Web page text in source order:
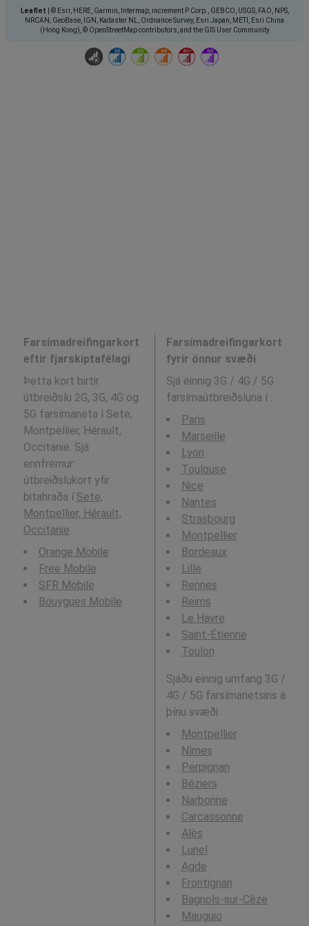
Leaflet
© Esri, HERE, Garmin, Intermap, increment P Corp., GEBCO, USGS, FAO, NPS,
NRCAN, GeoBase, IGN, Kadaster NL, Ordnance Survey, Esri Japan, METI, Esri China
(Hong Kong), © OpenStreetMap contributors, and the GIS User Community
Farsímadreifingarkort
eftir fjarskiptafélagi
Þetta kort birtir
útbreiðslu 2G, 3G, 4G og
5G farsímaneta í Sete,
Montpellier, Hérault,
Occitanie. Sjá
ennfremur:
útbreiðslukort yfir
bitahraða í Sete,
Montpellier, Hérault,
Occitanie.
Orange Mobile
Free Mobile
SFR Mobile
Bouygues Mobile
Farsímadreifingarkort
fyrir önnur svæði
Sjá einnig 3G / 4G / 5G
farsímaútbreiðsluna í :
Paris
Marseille
Lyon
Toulouse
Nice
Nantes
Strasbourg
Montpellier
Bordeaux
Lille
Rennes
Reims
Le Havre
Saint-Étienne
Toulon
Sjáðu einnig umfang 3G /
4G / 5G farsímanetsins á
þínu svæði:
Montpellier
Nîmes
Perpignan
Béziers
Narbonne
Carcassonne
Alès
Lunel
Agde
Frontignan
Bagnols-sur-Cèze
Mauguio